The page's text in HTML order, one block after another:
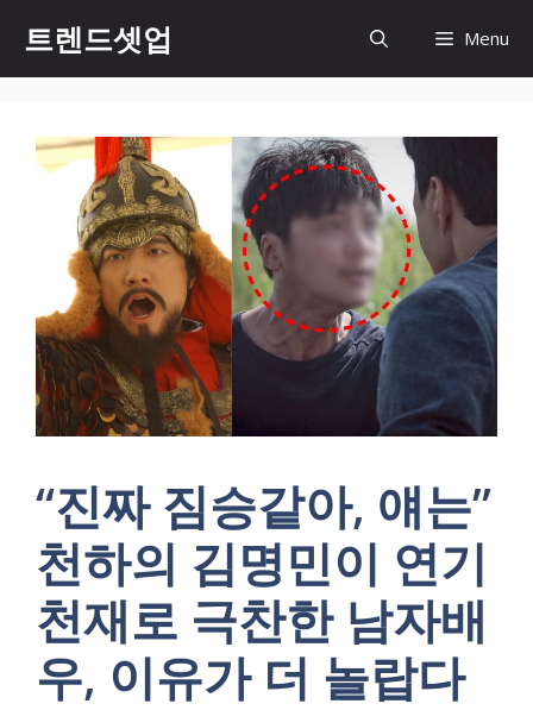
츠
트렌드셋업 Menu
“진짜 짐승같아, 얘는”
천하의 김명민이 연기
천재로 극찬한 남자배
우, 이유가 더 놀랍다